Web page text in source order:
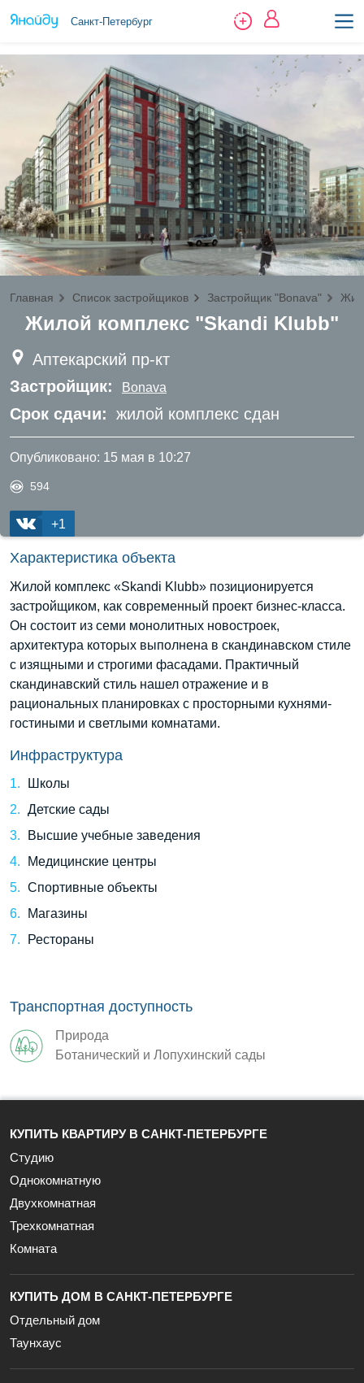
Санкт-Петербург
Главная Список застройщиков Застройщик "Bonava"
Жилой комплекс "Skandi Klubb"
Аптекарский пр-кт
Застройщик:
Bonava
Срок сдачи: жилой комплекс сдан
Опубликовано: 15 мая в 10:27
594
+1
Характеристика объекта
Жилой комплекс «Skandi Klubb» позиционируется
застройщиком, как современный проект бизнес-класса.
Он состоит из семи монолитных новостроек,
архитектура которых выполнена в скандинавском стиле
с изящными и строгими фасадами. Практичный
скандинавский стиль нашел отражение и в
рациональных планировках с просторными кухнями-
гостиными и светлыми комнатами.
Инфраструктура
Школы
Детские сады
Высшие учебные заведения
Медицинские центры
Спортивные объекты
Магазины
Рестораны
Транспортная доступность
Природа
Ботанический и Лопухинский сады
КУПИТЬ КВАРТИРУ В САНКТ-ПЕТЕРБУРГЕ
Студию
Однокомнатную
Двухкомнатная
Трехкомнатная
Комната
КУПИТЬ ДОМ В САНКТ-ПЕТЕРБУРГЕ
Отдельный дом
Таунхаус